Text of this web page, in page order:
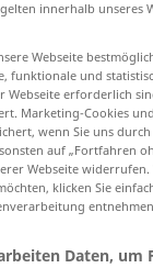
ramponieren
innerhalb unseres
Webseite
funktionale und
Webseite erforderlich
Marketing-Cookies
wenn Sie uns
auf „Fortfahren
Webseite
klicken Sie
Daten, um